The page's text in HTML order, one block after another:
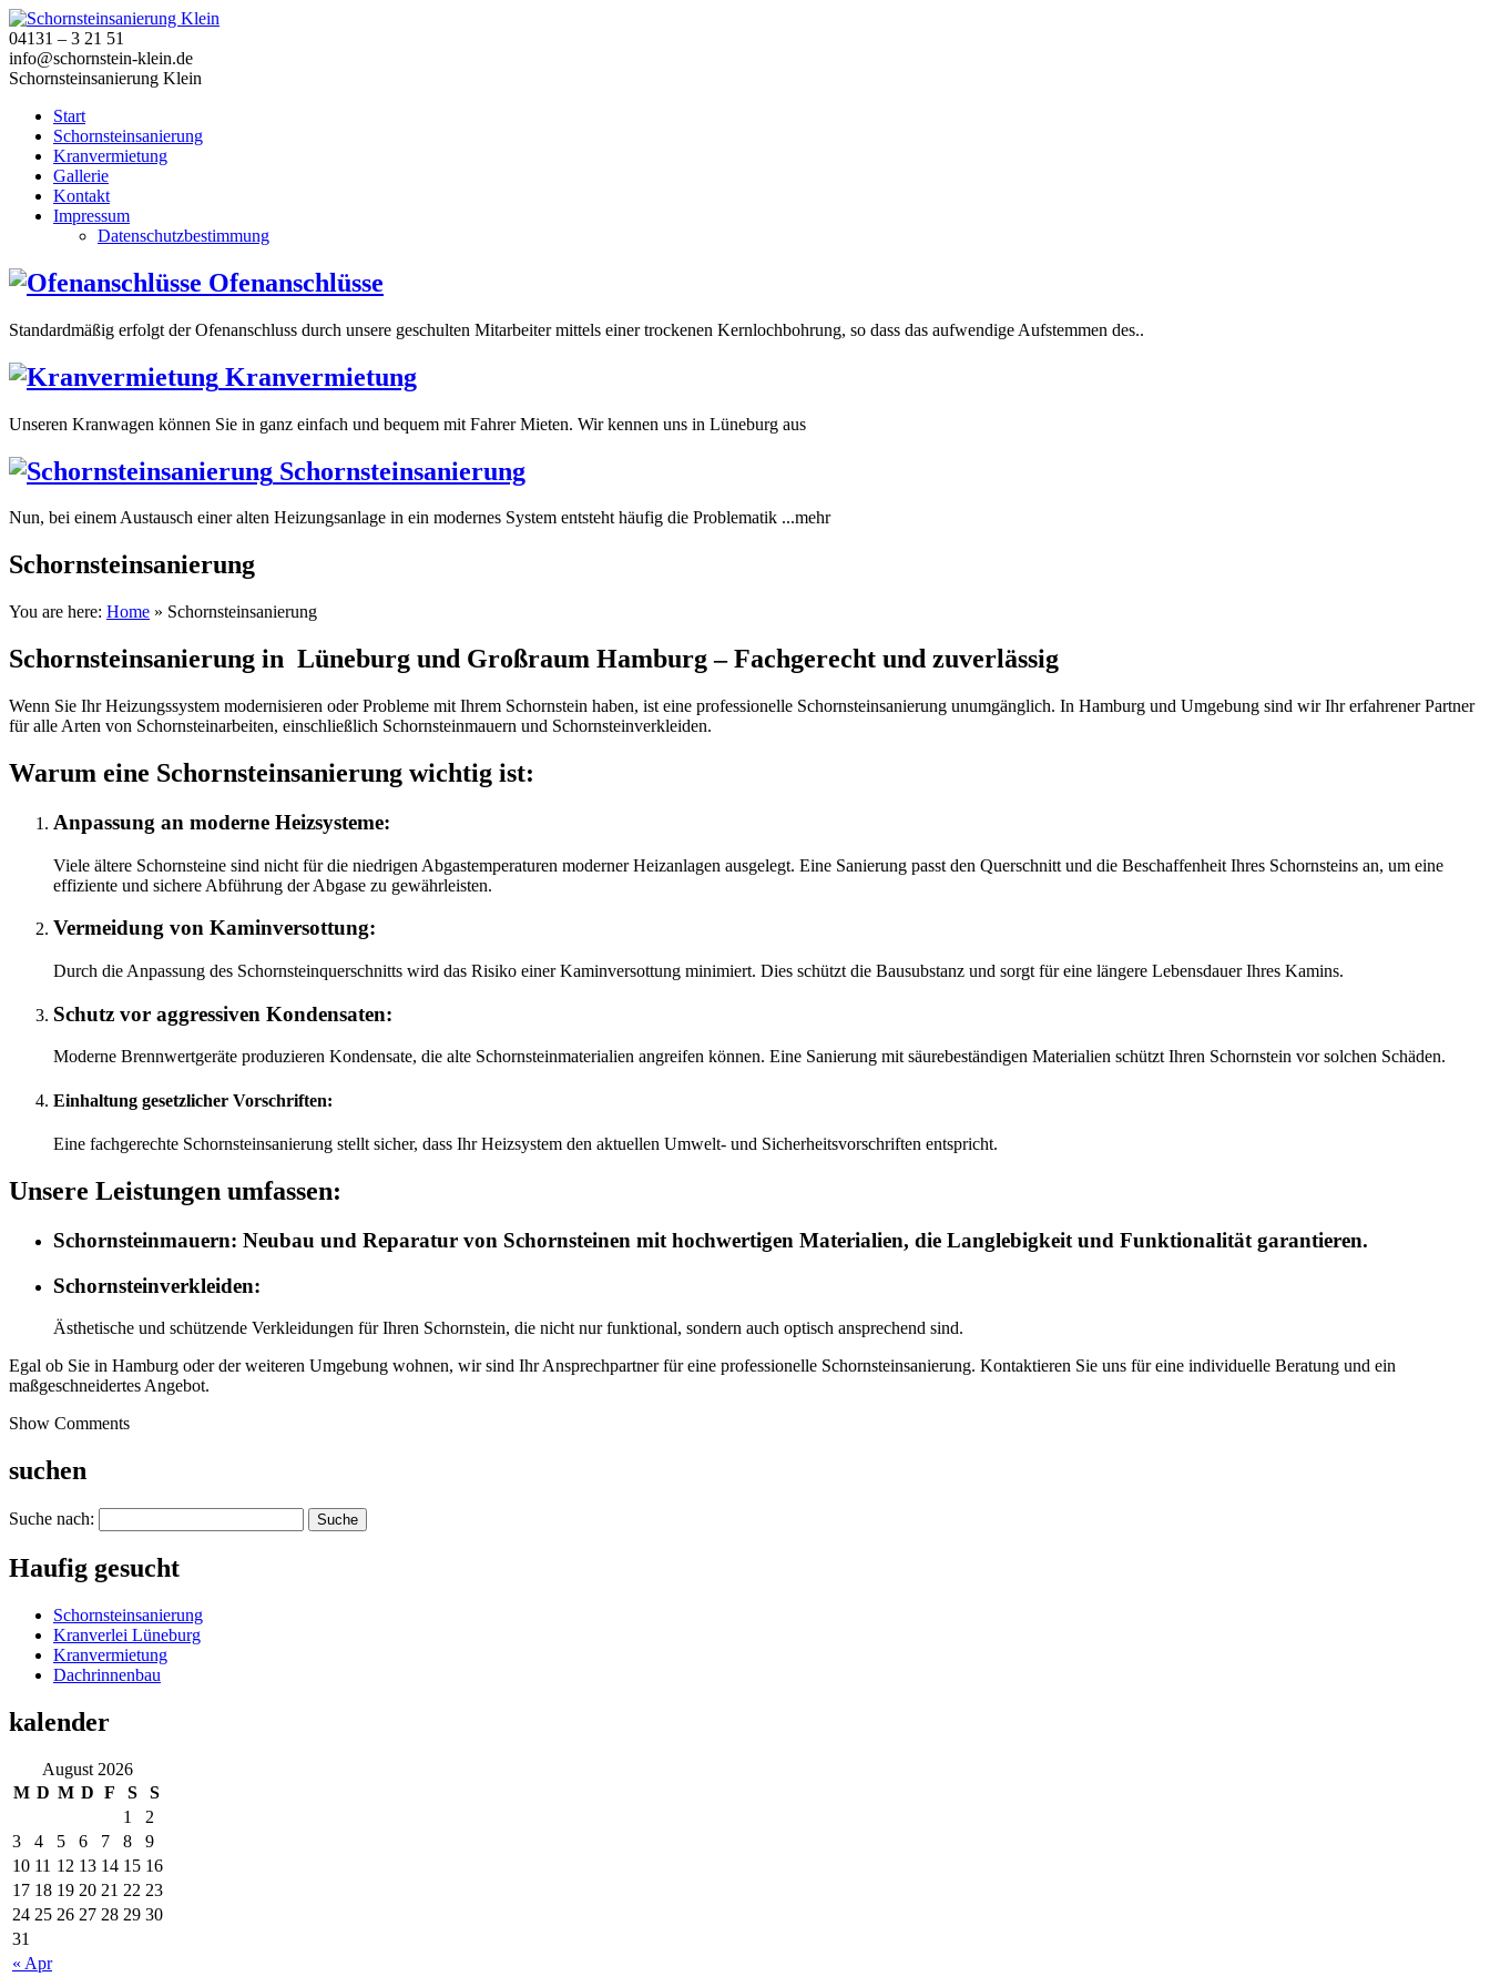
04131 – 3 21 51
info@schornstein-klein.de
Schornsteinsanierung Klein
Start
Schornsteinsanierung
Kranvermietung
Gallerie
Kontakt
Impressum
Datenschutzbestimmung
Ofenanschlüsse
Standardmäßig erfolgt der Ofenanschluss durch unsere geschulten Mitarbeiter mittels einer trockenen Kernlochbohrung, so dass das aufwendige Aufstemmen des..
Kranvermietung
Unseren Kranwagen können Sie in ganz einfach und bequem mit Fahrer Mieten. Wir kennen uns in Lüneburg aus
Schornsteinsanierung
Nun, bei einem Austausch einer alten Heizungsanlage in ein modernes System entsteht häufig die Problematik ...mehr
Schornsteinsanierung
You are here: Home » Schornsteinsanierung
Schornsteinsanierung in Lüneburg und Großraum Hamburg – Fachgerecht und zuverlässig
Wenn Sie Ihr Heizungssystem modernisieren oder Probleme mit Ihrem Schornstein haben, ist eine professionelle Schornsteinsanierung unumgänglich. In Hamburg und Umgebung sind wir Ihr erfahrener Partner
für alle Arten von Schornsteinarbeiten, einschließlich Schornsteinmauern und Schornsteinverkleiden.
Warum eine Schornsteinsanierung wichtig ist:
Anpassung an moderne Heizsysteme:
Viele ältere Schornsteine sind nicht für die niedrigen Abgastemperaturen moderner Heizanlagen ausgelegt. Eine Sanierung passt den Querschnitt und die Beschaffenheit Ihres Schornsteins an, um eine
effiziente und sichere Abführung der Abgase zu gewährleisten.
Vermeidung von Kaminversottung:
Durch die Anpassung des Schornsteinquerschnitts wird das Risiko einer Kaminversottung minimiert. Dies schützt die Bausubstanz und sorgt für eine längere Lebensdauer Ihres Kamins.
Schutz vor aggressiven Kondensaten:
Moderne Brennwertgeräte produzieren Kondensate, die alte Schornsteinmaterialien angreifen können. Eine Sanierung mit säurebeständigen Materialien schützt Ihren Schornstein vor solchen Schäden.
Einhaltung gesetzlicher Vorschriften:
Eine fachgerechte Schornsteinsanierung stellt sicher, dass Ihr Heizsystem den aktuellen Umwelt- und Sicherheitsvorschriften entspricht.
Unsere Leistungen umfassen:
Schornsteinmauern: Neubau und Reparatur von Schornsteinen mit hochwertigen Materialien, die Langlebigkeit und Funktionalität garantieren.
Schornsteinverkleiden:
Ästhetische und schützende Verkleidungen für Ihren Schornstein, die nicht nur funktional, sondern auch optisch ansprechend sind.
Egal ob Sie in Hamburg oder der weiteren Umgebung wohnen, wir sind Ihr Ansprechpartner für eine professionelle Schornsteinsanierung. Kontaktieren Sie uns für eine individuelle Beratung und ein
maßgeschneidertes Angebot.
Show Comments
suchen
Suche nach:
Haufig gesucht
Schornsteinsanierung
Kranverlei Lüneburg
Kranvermietung
Dachrinnenbau
kalender
August 2026
M D M D F S S
« Apr
1
2
3
4 5 6 7 8
9
10 11 12 13 14 15 16
17 18 19 20 21 22 23
24 25 26 27 28 29 30
31